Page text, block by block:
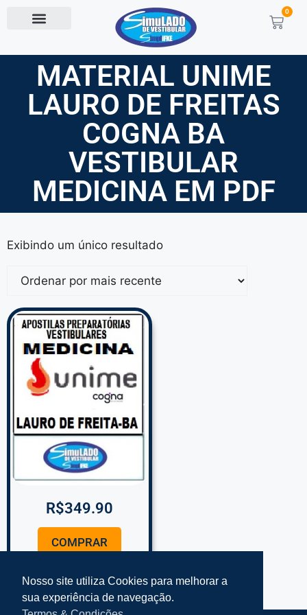
0
MATERIAL UNIME
LAURO DE FREITAS
COGNA BA
VESTIBULAR
MEDICINA EM PDF
Exibindo um único resultado
R$349.90
COMPRAR
Nosso site utiliza Cookies para melhorar a
sua experiência de navegação.